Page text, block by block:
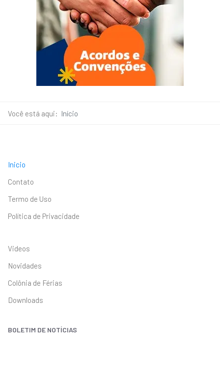
Você está aqui: Início
Inicio
Contato
Termo de Uso
Política de Privacidade
Videos
Novidades
Colônia de Férias
Downloads
BOLETIM DE NOTÍCIAS